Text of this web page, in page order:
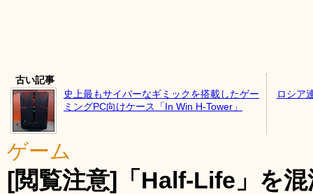
古い記事
史上最もサイバーなギミックを搭載したゲー
ミングPC向けケース「In Win H-Tower」
ロシア
ゲーム
[閲覧注意]「Half-Life」を